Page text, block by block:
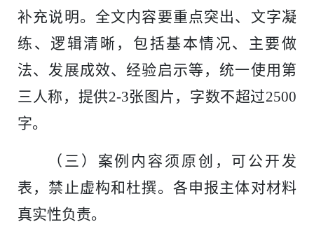
补充说明。全文内容要重点突出、文字凝
练、逻辑清晰，包括基本情况、主要做
法、发展成效、经验启示等，统一使用第
三人称，提供2-3张图片，字数不超过2500
字。
（三）案例内容须原创，可公开发
表，禁止虚构和杜撰。各申报主体对材料
真实性负责。